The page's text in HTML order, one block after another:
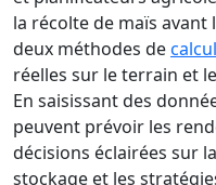
la récolte de maïs
deux méthodes decalcul
réelles sur le terrain et
En saisissant des
peuvent prévoir les
décisions éclairées sur
stockage et les